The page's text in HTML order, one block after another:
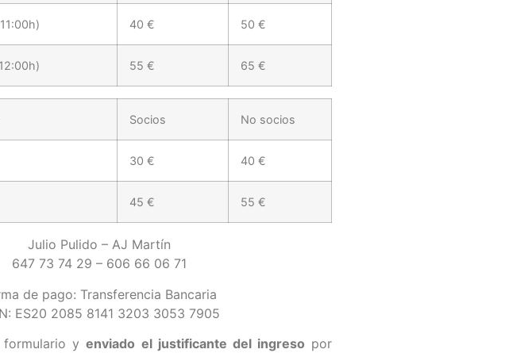
40 € 50 €
55 € 65 €
Socios No socios
30 € 40 €
45 € 55 €
Julio Pulido – AJ Martín
647 73 74 29 – 606 66 06 71
de pago: Transferencia Bancaria
ES20 2085 8141 3203 3053 7905
formulario yenviado el justificante del ingreso por